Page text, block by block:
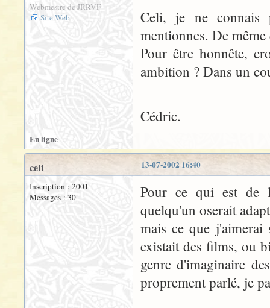
Webmestre de JRRVF
Site Web
Celi, je ne connais
mentionnes. De
Pour être honnête,
ambition ? Dans un
Cédric.
En ligne
13-07-2002 16:40
celi
Inscription : 2001
Messages : 30
Pour ce qui est de
quelqu'un oserait
mais ce que
existait des films, ou
genre d'imaginaire
proprement parlé, je